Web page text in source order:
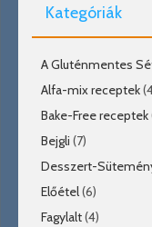
Kategóriák
A Gluténmentes
Alfa-mix receptek
Bake-Free receptek
Bejgli (7)
Desszert-
Előétel(6)
Fagylalt(4)